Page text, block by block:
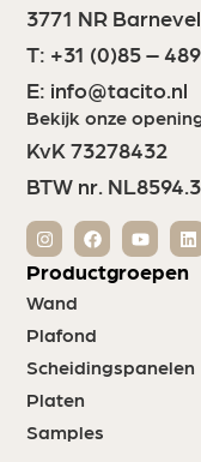
3771 NR
T: +31 (0)85 –
E: info@tacito.nl
Bekijk onze
KvK 73278432
BTW nr.
Productgroepen
Wand
Plafond
Scheidingspanelen
Platen
Samples